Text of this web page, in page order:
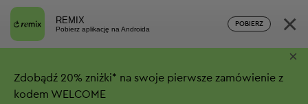
REMIX
Pobierz aplikację na Androida
POBIERZ ×
Zdobądź 20% zniżki* na swoje pierwsze zamówienie z
kodem WELCOME
×